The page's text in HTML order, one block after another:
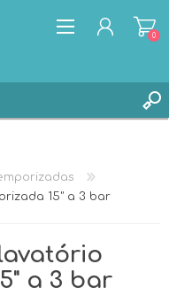
0
15" a 3 bar
a 3 bar